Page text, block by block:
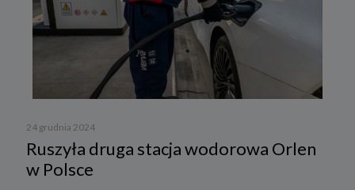
24 grudnia 2024
Ruszyła druga stacja wodorowa Orlen
w Polsce